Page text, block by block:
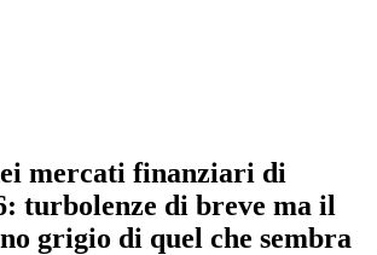
mercati finanziari di
turbolenze di breve ma il
grigio di quel che sembra